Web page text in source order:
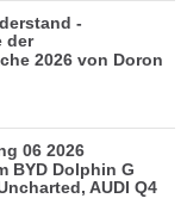
-
der
2026 von Doron
06 2026
BYD Dolphin G
AUDI Q4